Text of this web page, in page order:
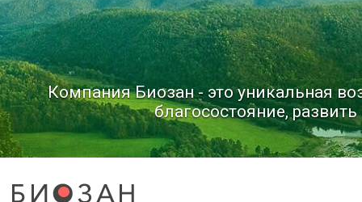
Компания Биозан - это уникальная
благосостояние,